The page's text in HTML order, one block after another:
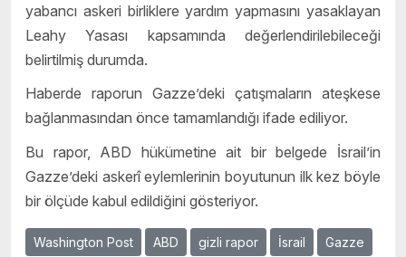
yabancı askeri birliklere yardım yapmasını yasaklayan
Leahy Yasası kapsamında değerlendirilebileceği
belirtilmiş durumda.
Haberde raporun Gazze’deki çatışmaların ateşkese
bağlanmasından önce tamamlandığı ifade ediliyor.
Bu rapor, ABD hükümetine ait bir belgede İsrail’in
Gazze’deki askerî eylemlerinin boyutunun ilk kez böyle
bir ölçüde kabul edildiğini gösteriyor.
Washington Post ABD gizli rapor İsrail Gazze